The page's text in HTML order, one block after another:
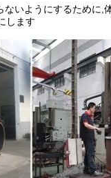
いようにするために,
します